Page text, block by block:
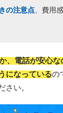
の注意点 、費用
、電話が安心
になっているの
さい。